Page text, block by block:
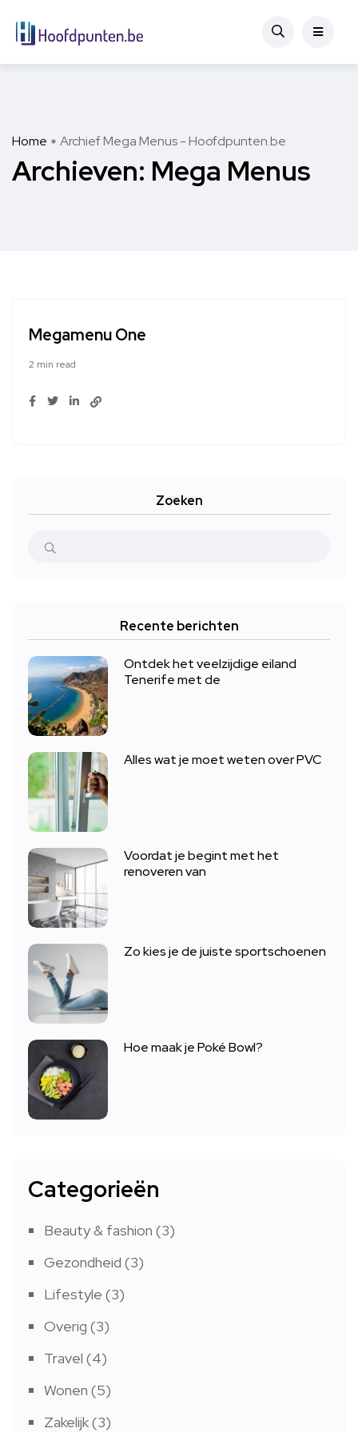
Home Archief Mega Menus - Hoofdpunten.be
Archieven: Mega Menus
Megamenu One
2 min read
Zoeken
Recente berichten
Ontdek het veelzijdige eiland
Tenerife met de
Alles wat je moet weten over PVC
Voordat je begint met het
renoveren van
Zo kies je de juiste sportschoenen
Hoe maak je Poké Bowl?
Categorieën
Beauty & fashion (3)
Gezondheid (3)
Lifestyle (3)
Overig (3)
Travel (4)
Wonen (5)
Zakelijk(3)